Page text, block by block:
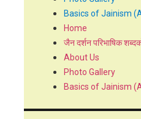
Basics of Jainism
Home
जैन दर्शन परिभाषिक
About Us
Photo Gallery
Basics of Jainism